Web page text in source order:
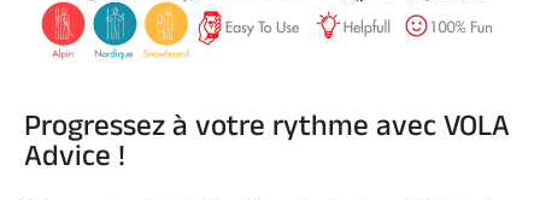
Progressez à votre rythme avec VOLA
Advice !